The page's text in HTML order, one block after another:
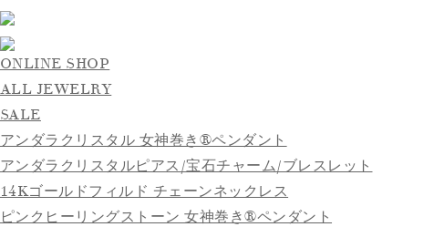
ONLINE SHOP
ALL JEWELRY
SALE
アンダラクリスタル 女神巻き®ペンダント
アンダラクリスタルピアス/宝石チャーム/ブレスレット
14Kゴールドフィルド チェーンネックレス
ピンクヒーリングストーン 女神巻き®ペンダント